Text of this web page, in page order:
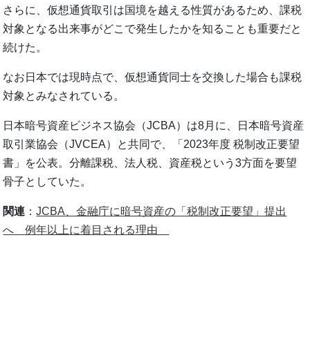
さらに、仮想通貨取引は国境を越える性質があるため、課税
対象となる出来事がどこで発生したかを知ることも重要だと
続けた。
なお日本では現時点で、仮想通貨同士を交換した場合も課税
対象とみなされている。
日本暗号資産ビジネス協会（JCBA）は8月に、日本暗号資産
取引業協会（JVCEA）と共同で、「2023年度 税制改正要望
書」を公表。分離課税、法人税、資産税という3方面を要望
骨子としていた。
関連 ：JCBA、金融庁に暗号資産の「税制改正要望」提出
へ 例年以上に着目される理由